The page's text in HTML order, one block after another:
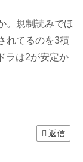
。規制読みでほ
れてるのを3積
ラは2が安定か
返信